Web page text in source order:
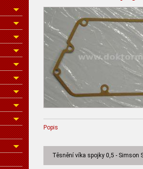
Popis
Těsnění víka spojky 0,5 - Simson